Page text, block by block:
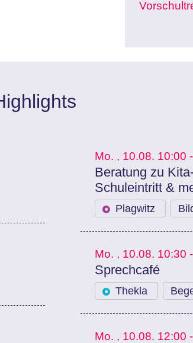
Mo. , 10.08. 10:00
Beratung zu
Schuleintritt &
Plagwitz
Mo. , 10.08. 10:30
Sprechcafé
Thekla
Mo. , 10.08. 12:00